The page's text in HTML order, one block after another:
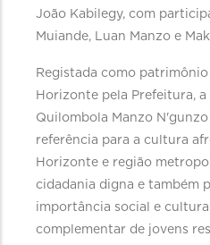
João Kabilegy, com
Muiande, Luan Manzo e
Registada como
Horizonte pela Prefeitura, a
Quilombola Manzo
referência para a cultura
Horizonte e região
cidadania digna e também
importância social e
complementar de jovens